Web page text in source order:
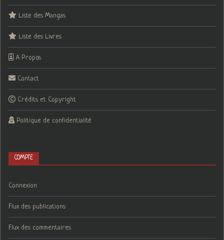
Liste des Mangas
Liste des Livres
A Propos
Contact
Crédits et Copyright
Politique de confidentialité
COMPTE
Connexion
Flux des publications
Flux des commentaires